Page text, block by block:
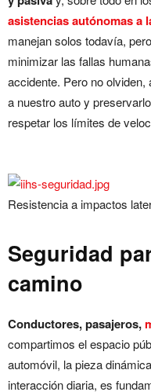
asistencias autónomas a
manejan solos todavía,
minimizar las fallas
accidente. Pero no
a nuestro auto y
respetar los límites de
Resistencia a impactos
Seguridad
camino
Conductores, pasajeros,
compartimos el espacio
automóvil, la pieza
interacción diaria, es